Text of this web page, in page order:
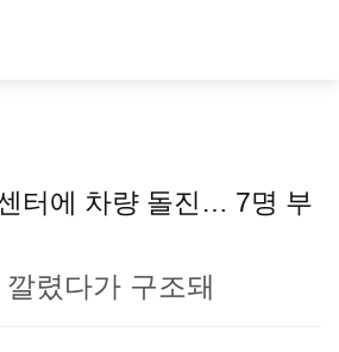
터에 차량 돌진… 7명 부
렸다가 구조돼